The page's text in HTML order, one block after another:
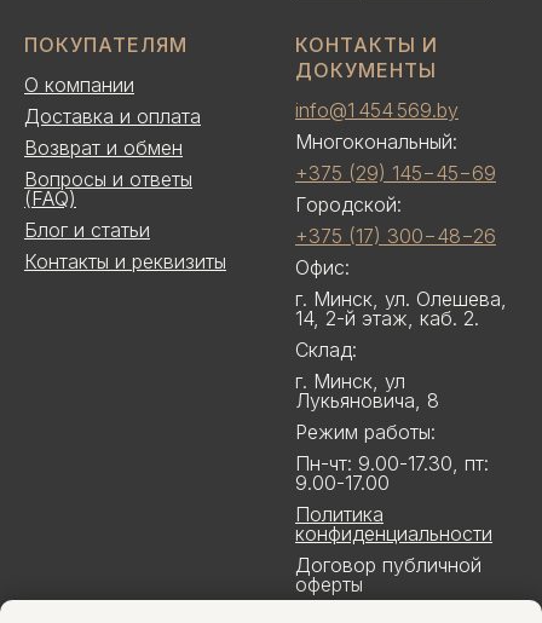
ПОКУПАТЕЛЯМ
О компании
Доставка и оплата
Возврат и обмен
Вопросы и ответы
(FAQ)
Блог и статьи
Контакты и реквизиты
КОНТАКТЫ И
ДОКУМЕНТЫ
info@1 454 569.by
Многокональный:
+375 (29) 145−45−69
Городской:
+375 (17) 300−48−26
Офис:
г. Минск, ул. Олешева,
14, 2-й этаж, каб. 2.
Склад:
г. Минск, ул
Лукьяновича, 8
Режим работы:
Пн-чт: 9.00-17.30, пт:
9.00-17.00
Политика
конфиденциальности
Договор публичной
оферты